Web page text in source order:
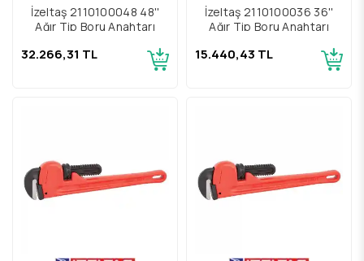
İzeltaş 2110100048 48''
Ağır Tip Boru Anahtarı
32.266,31 TL
İzeltaş 2110100036 36''
Ağır Tip Boru Anahtarı
15.440,43 TL